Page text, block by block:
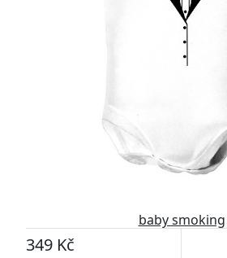
baby smoking
349 Kč